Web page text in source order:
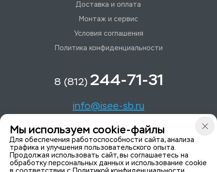
Доставка и оплата
Монтаж и сервис
Условия соглашения
Политика конфиденциальности
8 (812) 244-71-31
info@isee-sb.ru
Светлановский пр-кт, д. 70, корп. 1
Мы в Telegam
Мы используем cookie-файлы
Для обеспечения работоспособности сайта, анализа
трафика и улучшения пользовательского опыта.
Продолжая использовать сайт, вы соглашаетесь на
обработку персональных данных и использование cookie